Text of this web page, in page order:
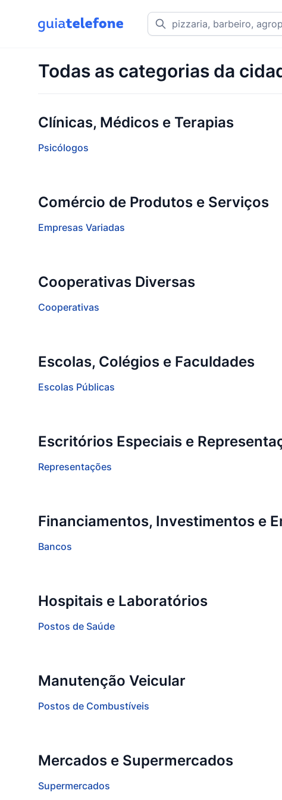
Todas as categorias da
Clínicas, Médicos e Terapias
Psicólogos
Comércio de Produtos e Serviços
Empresas Variadas
Cooperativas Diversas
Cooperativas
Escolas, Colégios e Faculdades
Escolas Públicas
Escritórios Especiais e
Representações
Financiamentos, Investimentos e
Bancos
Hospitais e Laboratórios
Postos de Saúde
Manutenção Veicular
Postos de Combustíveis
Mercados e Supermercados
Supermercados